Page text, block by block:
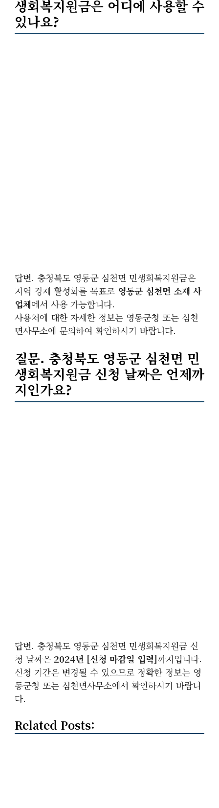
생회복지원금은 어디에 사용할 수
있나요?
답변. 충청북도 영동군 심천면 민생회복지원금은
지역 경제 활성화를 목표로 영동군 심천면 소재 사
업체에서 사용 가능합니다.
사용처에 대한 자세한 정보는 영동군청 또는 심천
면사무소에 문의하여 확인하시기 바랍니다.
질문. 충청북도 영동군 심천면 민
생회복지원금 신청 날짜은 언제까
지인가요?
답변. 충청북도 영동군 심천면 민생회복지원금 신
청 날짜은 2024년 [신청 마감일 입력]까지입니다.
신청 기간은 변경될 수 있으므로 정확한 정보는 영
동군청 또는 심천면사무소에서 확인하시기 바랍니
다.
Related Posts: